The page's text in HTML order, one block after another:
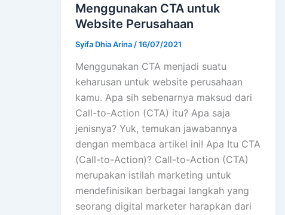
Menggunakan CTA untuk
Website Perusahaan
Syifa Dhia Arina /16/07/2021
Menggunakan CTA menjadi suatu
keharusan untuk website perusahaan
kamu. Apa sih sebenarnya maksud dari
Call-to-Action (CTA) itu? Apa saja
jenisnya? Yuk, temukan jawabannya
dengan membaca artikel ini! Apa Itu CTA
(Call-to-Action)? Call-to-Action (CTA)
merupakan istilah marketing untuk
mendefinisikan berbagai langkah yang
seorang digital marketer harapkan dari